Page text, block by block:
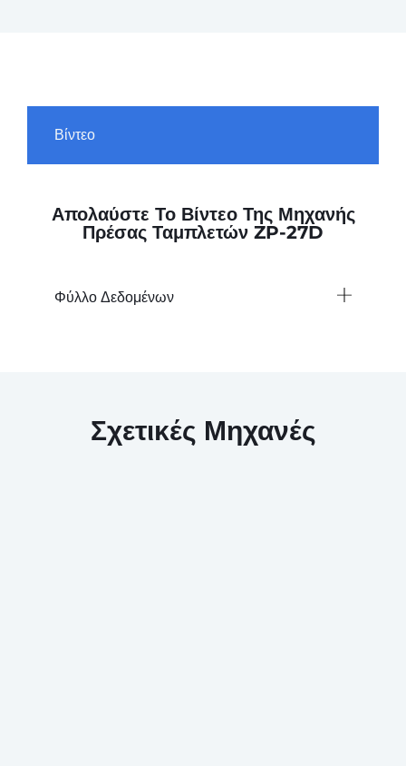
Βίντεο
Απολαύστε Το Βίντεο Της Μηχανής
Πρέσας Ταμπλετών ZP-27D
Φύλλο Δεδομένων
Σχετικές Μηχανές